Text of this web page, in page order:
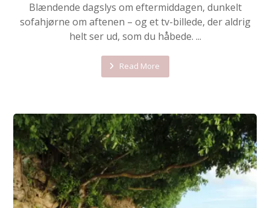
Blændende dagslys om eftermiddagen, dunkelt
sofahjørne om aftenen – og et tv-billede, der aldrig
helt ser ud, som du håbede. ...
Read More